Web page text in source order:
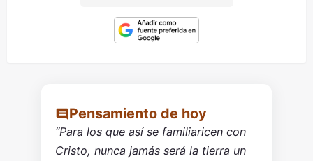
Pensamiento de hoy
“Para los que así se familiaricen con
Cristo, nunca jamás será la tierra un